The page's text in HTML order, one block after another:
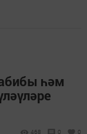
һәм
468 0 0